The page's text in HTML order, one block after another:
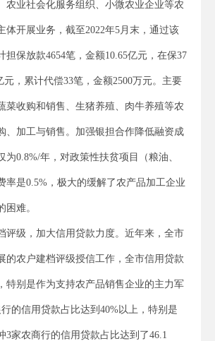
农业社会化服务组织、小微农业企业等农
体开展业务，截至2022年5月末，通过该
担保放款4654笔，金额10.65亿元，在保37
元，累计代偿33笔，金额2500万元。主要
菜收购和销售、生猪养殖、肉牛养殖等农
、加工与销售。加强银担合作降低融资成
为0.8%/年，对政策性扶贫项目（粮油、
率是0.5%，极大的缓解了农产品加工企业
困难。
评级，加大信用贷款力度。近年来，全市
的农户建档评级授信工作，全市信用贷款
特别是作为支持农产品销售企业的主力军
的信用贷款占比达到40%以上，特别是
3家农商行的信用贷款占比达到了46.1